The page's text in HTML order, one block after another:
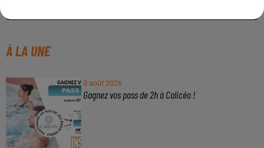
À LA UNE
3 août 2026
Gagnez vos pass de 2h à Calicéo !